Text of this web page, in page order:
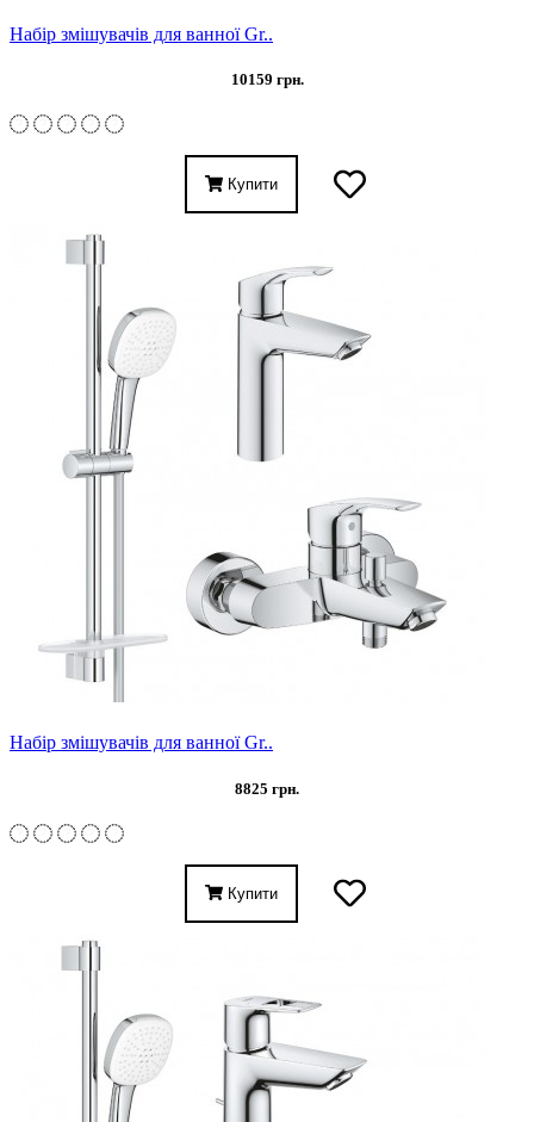
Набір змішувачів для ванної Gr..
10159 грн.
Купити
Набір змішувачів для ванної Gr..
8825 грн.
Купити